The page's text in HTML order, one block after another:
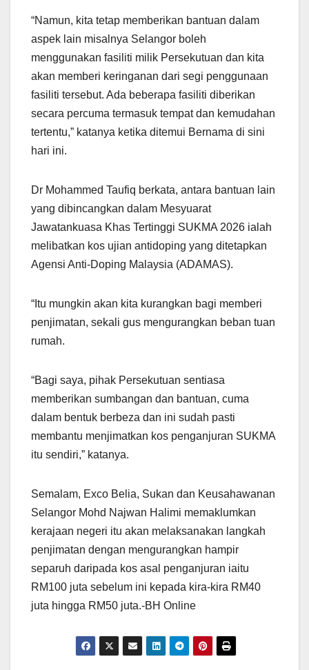
“Namun, kita tetap memberikan bantuan dalam
aspek lain misalnya Selangor boleh
menggunakan fasiliti milik Persekutuan dan kita
akan memberi keringanan dari segi penggunaan
fasiliti tersebut. Ada beberapa fasiliti diberikan
secara percuma termasuk tempat dan kemudahan
tertentu,” katanya ketika ditemui Bernama di sini
hari ini.
Dr Mohammed Taufiq berkata, antara bantuan lain
yang dibincangkan dalam Mesyuarat
Jawatankuasa Khas Tertinggi SUKMA 2026 ialah
melibatkan kos ujian antidoping yang ditetapkan
Agensi Anti-Doping Malaysia (ADAMAS).
“Itu mungkin akan kita kurangkan bagi memberi
penjimatan, sekali gus mengurangkan beban tuan
rumah.
“Bagi saya, pihak Persekutuan sentiasa
memberikan sumbangan dan bantuan, cuma
dalam bentuk berbeza dan ini sudah pasti
membantu menjimatkan kos penganjuran SUKMA
itu sendiri,” katanya.
Semalam, Exco Belia, Sukan dan Keusahawanan
Selangor Mohd Najwan Halimi memaklumkan
kerajaan negeri itu akan melaksanakan langkah
penjimatan dengan mengurangkan hampir
separuh daripada kos asal penganjuran iaitu
RM100 juta sebelum ini kepada kira-kira RM40
juta hingga RM50 juta.-BH Online